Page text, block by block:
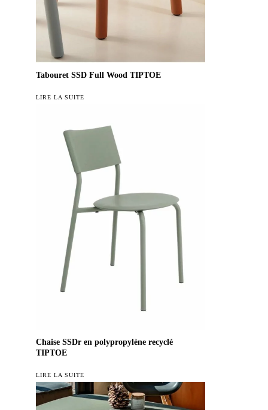
Tabouret SSD Full Wood TIPTOE
LIRE LA SUITE
Chaise SSDr en polypropylène recyclé
TIPTOE
LIRE LA SUITE